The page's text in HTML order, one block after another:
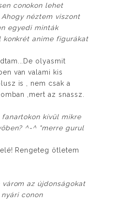
conokon lehet
néztem viszont
egyedi minták
konkrét anime figurákat
olyasmit
van valami kis
is , nem csak a
,mert az snassz.
kívül mikre
^-^ "merre gurul
Rengeteg ötletem
az újdonságokat
conon